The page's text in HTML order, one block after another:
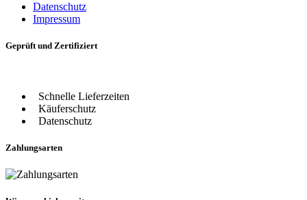
Datenschutz
Impressum
Geprüft und Zertifiziert
Schnelle Lieferzeiten
Käuferschutz
Datenschutz
Zahlungsarten